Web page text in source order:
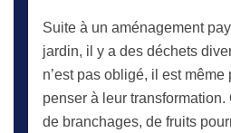
Suite à un aménagement
jardin, il y a des déchets
n’est pas obligé, il est
penser à leur transformation.
de branchages, de fruits